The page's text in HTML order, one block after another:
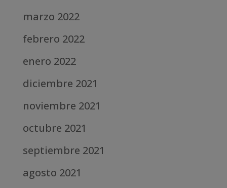
marzo 2022
febrero 2022
enero 2022
diciembre 2021
noviembre 2021
octubre 2021
septiembre 2021
agosto 2021